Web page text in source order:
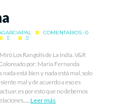
COMENTARIOS -0
Los Rangolis de La India. V&R
por: Maria Fernanda
nada está bien y nada está mal, solo
mal y de acuerdo a eso es
es por esto que no debemos
Leer más